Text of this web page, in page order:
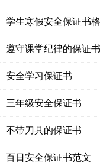
学生寒假安全保证书
遵守课堂纪律的保证
安全学习保证书
三年级安全保证书
不带刀具的保证书
百日安全保证书范文